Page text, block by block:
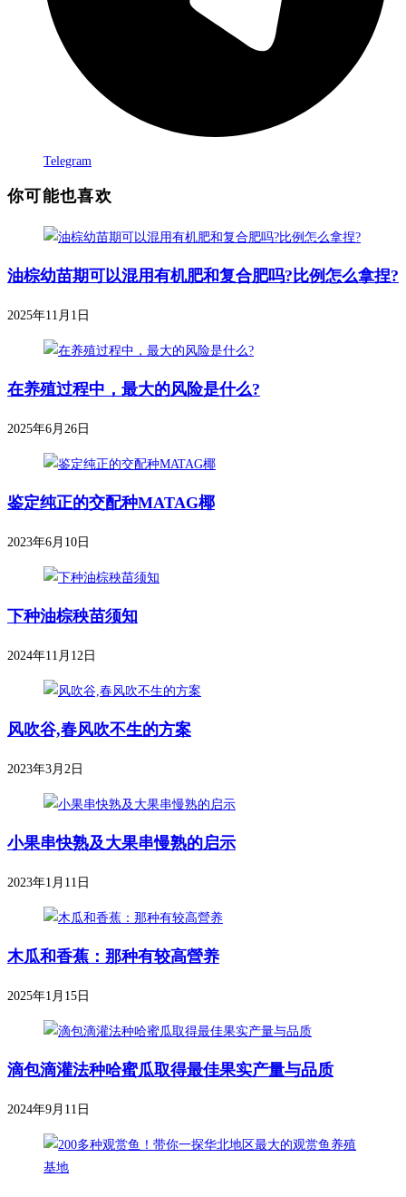
Telegram
你可能也喜欢
油棕幼苗期可以混用有机肥和复合肥吗?比例怎么拿捏?
2025年11月1日
在养殖过程中，最大的风险是什么?
2025年6月26日
鉴定纯正的交配种MATAG椰
2023年6月10日
下种油棕秧苗须知
2024年11月12日
风吹谷,春风吹不生的方案
2023年3月2日
小果串快熟及大果串慢熟的启示
2023年1月11日
木瓜和香蕉：那种有较高營养
2025年1月15日
滴包滴灌法种哈蜜瓜取得最佳果实产量与品质
2024年9月11日